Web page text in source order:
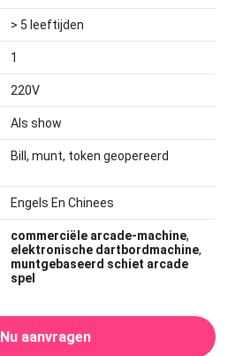
> 5 leeftijden
1
220V
Als show
Bill, munt, token geopereerd
Engels En Chinees
commerciële arcade-machine,
elektronische dartbordmachine,
muntgebaseerd schiet arcade
spel
Nu aanvragen